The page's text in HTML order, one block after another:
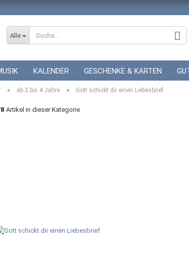
Alle
KALENDER GESCHENKE & KARTEN
ZUR HOCHZEIT GUTSCHEINE
» ab 2 bis 4 Jahre » Gott schickt dir einen Liebesbrief
Artikel in dieser Kategorie